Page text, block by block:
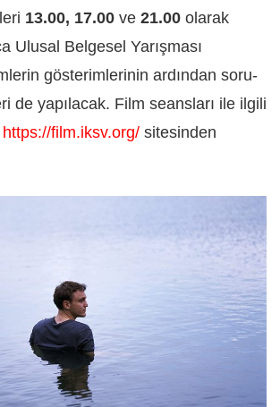
13.00, 17.00 ve 21.00 olarak
Ulusal Belgesel Yarışması
gösterimlerinin ardından soru-
de yapılacak. Film seansları ile ilgili
https://film.iksv.org/ sitesinden